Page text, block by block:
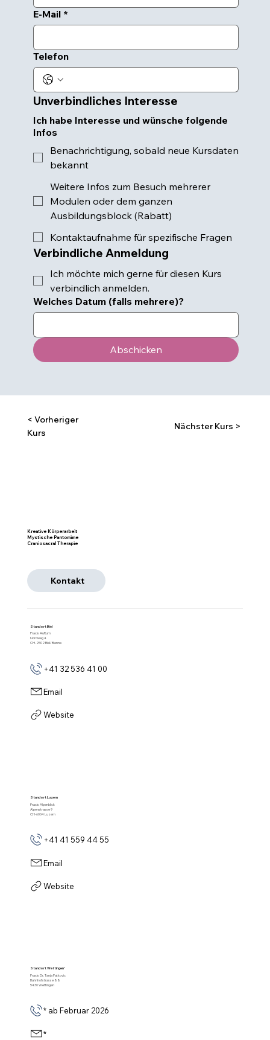
E-Mail *
Telefon
Unverbindliches Interesse
Ich habe Interesse und wünsche folgende
Infos
Benachrichtigung, sobald neue Kursdaten
bekannt
Weitere Infos zum Besuch mehrerer
Modulen oder dem ganzen
Ausbildungsblock (Rabatt)
Kontaktaufnahme für spezifische Fragen
Verbindliche Anmeldung
Ich möchte mich gerne für diesen Kurs
verbindlich anmelden.
Welches Datum (falls mehrere)?
Abschicken
< Vorheriger
Kurs
Nächster Kurs >
Kreative Körperarbeit
Mystische Pantomime
Craniosacral Therapie
Kontakt
Standort Biel
Praxis AuRum
Nordweg 4
CH-2502 Biel/Bienne
+41 32 536 41 00
Email
Website
Standort Luzern
Praxis Alpenblick
Alpenstrasse 9
CH-6004 Luzern
+41 41 559 44 55
Email
Website
Standort Wettingen*
Praxis Dr. Tanja Patkovic
Bahnhofstrasse 88
5430 Wettingen
* ab Februar 2026
*